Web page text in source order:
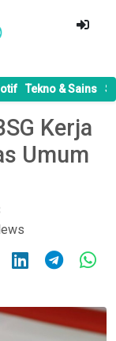
Tekno & Sains
Kerja
Umum